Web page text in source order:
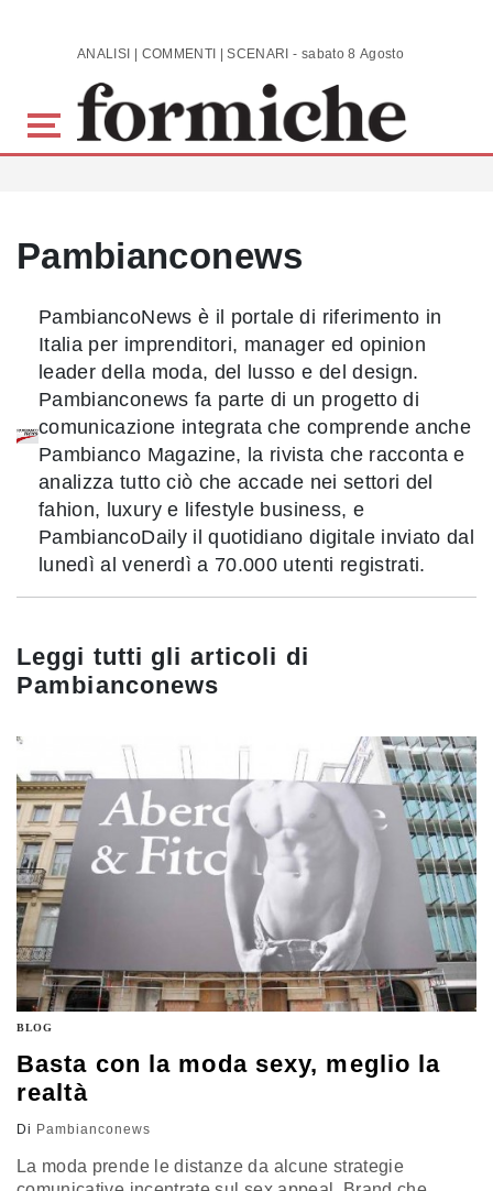
Skip to main content ANALISI | COMMENTI | SCENARI - sabato 8 Agosto 2026
Pambianconews
PambiancoNews è il portale di riferimento in
Italia per imprenditori, manager ed opinion
leader della moda, del lusso e del design.
Pambianconews fa parte di un progetto di
comunicazione integrata che comprende anche
Pambianco Magazine, la rivista che racconta e
analizza tutto ciò che accade nei settori del
fahion, luxury e lifestyle business, e
PambiancoDaily il quotidiano digitale inviato dal
lunedì al venerdì a 70.000 utenti registrati.
Leggi tutti gli articoli di
Pambianconews
BLOG
Basta con la moda sexy, meglio la
realtà
Di Pambianconews
La moda prende le distanze da alcune strategie